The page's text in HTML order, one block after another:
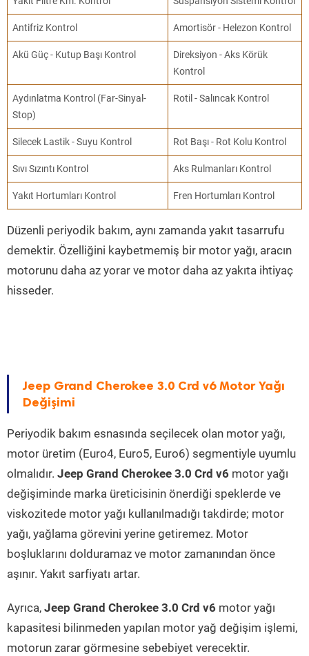
Antifriz Kontrol Amortisör - Helezon Kontrol
Akü Güç - Kutup Başı Kontrol
Direksiyon - Aks Körük
Kontrol
Aydınlatma Kontrol (Far-Sinyal-
Stop)
Rotil - Salıncak Kontrol
Silecek Lastik - Suyu Kontrol Rot Başı - Rot Kolu Kontrol
Sıvı Sızıntı Kontrol Aks Rulmanları Kontrol
Yakıt Hortumları Kontrol Fren Hortumları Kontrol
Düzenli periyodik bakım, aynı zamanda yakıt tasarrufu
demektir. Özelliğini kaybetmemiş bir motor yağı, aracın
motorunu daha az yorar ve motor daha az yakıta ihtiyaç
hisseder.
Jeep Grand Cherokee 3.0 Crd v6 Motor Yağı
Değişimi
Periyodik bakım esnasında seçilecek olan motor yağı,
motor üretim (Euro4, Euro5, Euro6) segmentiyle uyumlu
olmalıdır. Jeep Grand Cherokee 3.0 Crd v6 motor yağı
değişiminde marka üreticisinin önerdiği speklerde ve
viskozitede motor yağı kullanılmadığı takdirde; motor
yağı, yağlama görevini yerine getiremez. Motor
boşluklarını dolduramaz ve motor zamanından önce
aşınır. Yakıt sarfiyatı artar.
Ayrıca, Jeep Grand Cherokee 3.0 Crd v6 motor yağı
kapasitesi bilinmeden yapılan motor yağ değişim işlemi,
motorun zarar görmesine sebebiyet verecektir.